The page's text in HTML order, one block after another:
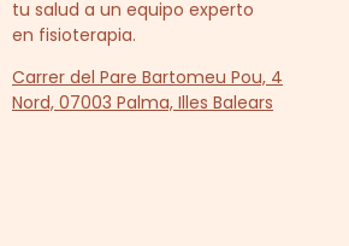
tu salud a un equipo experto
en fisioterapia.
Carrer del Pare Bartomeu Pou, 4
Nord, 07003 Palma, Illes Balears